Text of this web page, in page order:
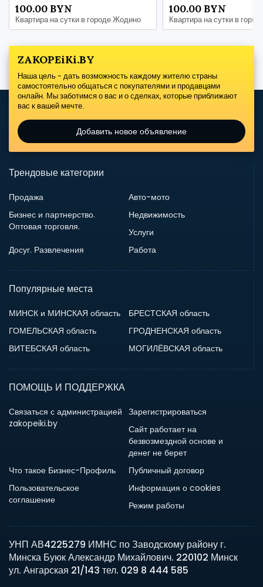
100.00 BYN
Квартира на сутки в городе Жодино
100.00 BYN
Квартира на сутки в
ZAKOPEiKi.BY
Наша цель - дать возможность каждому жителю страны
самостоятельно общаться с покупателями и продавцами
онлайн. Мы заботимся о вас и о сделках, которые приближают
вас к вашей мечте.
Добавить новое объявление
Трендовые категории
Продажа
Авто-мото
Бизнес и партнерство.
Оптовая торговля.
Недвижимость
Услуги
Досуг. Развлечения
Работа
Популярные места
МИНСК и МИНСКАЯ область
БРЕСТСКАЯ область
ГОМЕЛЬСКАЯ область
ГРОДНЕНСКАЯ область
ВИТЕБСКАЯ область
МОГИЛЁВСКАЯ область
ПОМОЩЬ И ПОДДЕРЖКА
Связаться с администрацией
zakopeiki.by
Зарегистрироваться
Сайт работает на
безвозмездной основе и
денег не берет
Что такое Бизнес-Профиль
Публичный договор
Пользовательское
соглашение
Информация о cookies
Режим работы
УНП АВ4225279 ИМНС по Заводскому району г.
Минска Буюк Александр Михайлович. 220102 Минск
ул. Ангарская 21/143 тел. 029 8 444 585